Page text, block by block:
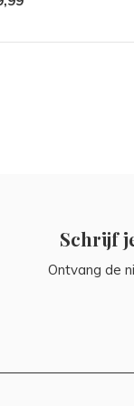
Schrijf
Ontvang de